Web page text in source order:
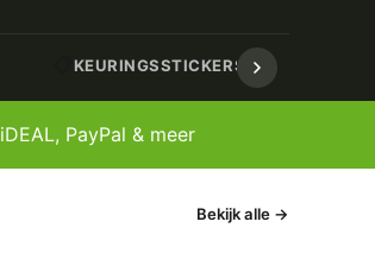
KEURINGSSTICKERS 17
iDEAL, PayPal & meer
Bekijk alle →